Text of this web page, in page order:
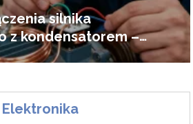
silnika
z kondensatorem –
Elektronika